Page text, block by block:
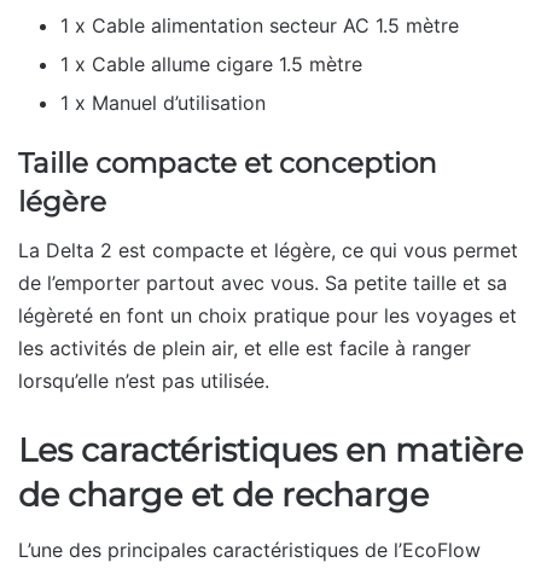
1 x Cable alimentation secteur AC 1.5 mètre
1 x Cable allume cigare 1.5 mètre
1 x Manuel d’utilisation
Taille compacte et conception
légère
La Delta 2 est compacte et légère, ce qui vous permet
de l’emporter partout avec vous. Sa petite taille et sa
légèreté en font un choix pratique pour les voyages et
les activités de plein air, et elle est facile à ranger
lorsqu’elle n’est pas utilisée.
Les caractéristiques en matière
de charge et de recharge
L’une des principales caractéristiques de l’EcoFlow